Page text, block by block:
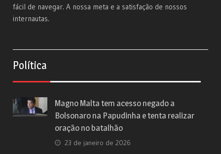
fácil de navegar. A nossa meta e a satisfação de nossos
internautas.
Política
Magno Malta tem acesso negado a
Bolsonaro na Papudinha e tenta realizar
oração no batalhão
23 de janeiro de 2026